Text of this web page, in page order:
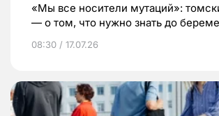
«Мы все носители мутаций»:
— о том, что нужно знать до
08:30 / 17.07.26